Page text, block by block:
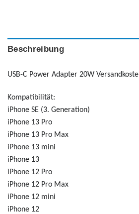
Beschreibung
USB-C Power Adapter 20W
Kompatibilität:
iPhone SE (3. Generation)
iPhone 13 Pro
iPhone 13 Pro Max
iPhone 13 mini
iPhone 13
iPhone 12 Pro
iPhone 12 Pro Max
iPhone 12 mini
iPhone 12